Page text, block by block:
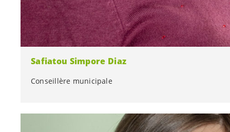
Safiatou Simpore Diaz
Conseillère municipale